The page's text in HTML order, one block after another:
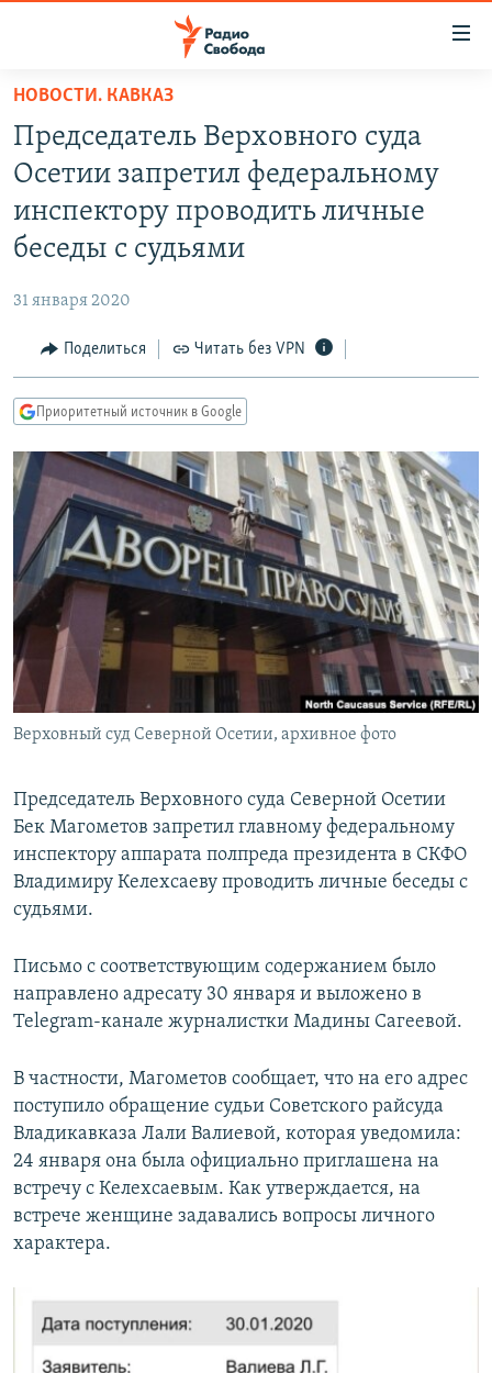
упрощенного
доступа
Вернуться
основному
содержанию
навигации
Вернутся
ПОДКАСТЫ
АВТОРСКИЕ ПРОЕКТЫ
ЦИТАТЫ СВОБОДЫ
КУЛЬТУРА
IDEL.РЕАЛИИ
КАВКАЗ.РЕАЛИИ
СИБИРЬ.РЕАЛИИ
РАСПИСАНИЕ ВЕЩАНИЯ
ПОДПИШИТЕСЬ НА РАССЫЛКУ
СОЦИАЛЬНЫЕ СЕТИ
НОВОСТИ. КАВКАЗ
Председатель Верховного суда
Осетии запретил федеральному
инспектору проводить личные
беседы с судьями
31 января 2020
Поделиться Читать без VPN
Приоритетный источник в Google
Верховный суд Северной Осетии, архивное фото
Председатель Верховного суда Северной Осетии
Бек Магометов запретил главному федеральному
инспектору аппарата полпреда президента в СКФО
Владимиру Келехсаеву проводить личные беседы с
судьями.
Письмо с соответствующим содержанием было
направлено адресату 30 января и выложено в
Telegram-канале журналистки Мадины Сагеевой.
В частности, Магометов сообщает, что на его адрес
поступило обращение судьи Советского райсуда
Владикавказа Лали Валиевой, которая уведомила:
24 января она была официально приглашена на
встречу с Келехсаевым. Как утверждается, на
встрече женщине задавались вопросы личного
характера.